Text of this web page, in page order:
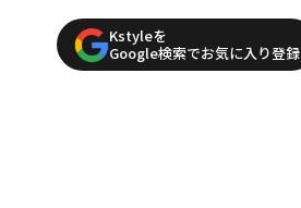
Kstyleを
Google検索でお気に入り登録